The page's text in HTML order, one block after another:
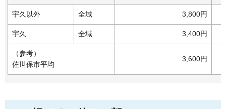
宇久以外 全域 3,800円
宇久 全域 3,400円
（参考）
佐世保市平均
3,600円